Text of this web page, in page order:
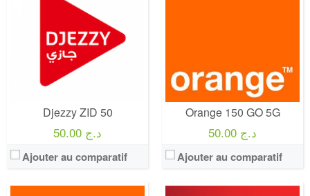
Djezzy ZID 50
50.00 د.ج
Ajouter au comparatif
Orange 150 GO 5G
50.00 د.ج
Ajouter au comparatif
Orange internet 5G illimité
80€/MOIS Pendant 12 mois puis 95€/mois Engagement 12 mois
illimité
Engagement 12 mois / Multi-SIM : Jusqu'à 2 cartes SIM supplémentaires sur demande
internet 5G illimité
View Details →
Internet:internet 5G illimité
View Details →